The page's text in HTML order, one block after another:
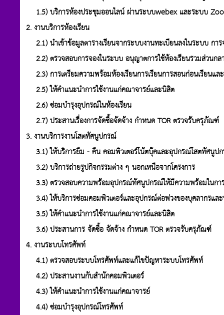
1.5) บริการห้องประชุมออนไลน์ ผ่านระบบwebex และระบบ
2. งานบริการห้องเรียน
2.1) นำเข้าข้อมูลตารางเรียนจากระบบงานทะเบียนลงในระบบ การ
2.2) ตรวจสอบการจองในระบบ อนุญาตการใช้ห้องเรียนรวมส่วนกล
2.3) การเตรียมความพร้อมห้องเรียนการเรียนการสอนก่อนเรียนแล
2.5) ให้คำแนะนำการใช้งานแก่คณาจารย์และนิสิต
2.6) ซ่อมบำรุงอุปกรณ์ในห้องเรียน
2.7) ประสานเรื่องการจัดซื้อจัดจ้าง กำหนด TOR ตรวจรับครุภัณฑ์
3. งานบริการงานโสตทัศนูปกรณ์
3.1) ให้บริการยืม - คืน คอมพิวเตอร์โน้ตบุ๊คและอุปกรณ์โสตทัศนูป
3.2) บริการถ่ายรูปกิจกรรมต่าง ๆ นอกเหนือจากโครงการ
3.3) ตรวจสอบความพร้อมอุปกรณ์ทัศนูปกรณ์ให้มีความพร้อมในกา
3.4) ให้บริการซ่อมคอมพิวเตอร์และอุปกรณ์ต่อพ่วงของบุคลากรแล
3.5) ให้คำแนะนำการใช้งานแก่คณาจารย์และนิสิต
3.6) ประสานการ จัดซื้อ จัดจ้าง กำหนด TOR ตรวจรับครุภัณฑ์
4. งานระบบโทรศัพท์
4.1) ตรวจสอบระบบโทรศัพท์และแก้ไขปัญหาระบบโทรศัพท์
4.2) ประสานงานกับสำนักคอมพิวเตอร์
4.3) ให้คำแนะนำการใช้งานแก่คณาจารย์
4.4) ซ่อมบำรุงอุปกรณ์โทรศัพท์